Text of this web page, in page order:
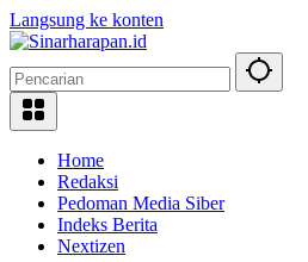
Langsung ke konten
Home
Redaksi
Pedoman Media Siber
Indeks Berita
Nextizen